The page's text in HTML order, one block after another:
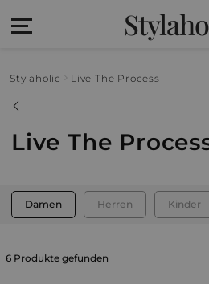
Stylaholic Live The Process
Live The
Damen Herren Kinder
6 Produkte gefunden